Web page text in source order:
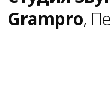
Grampro,